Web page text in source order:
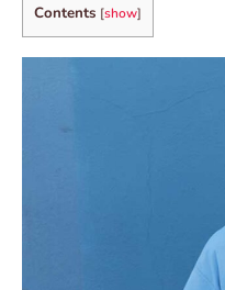
Contents [show]